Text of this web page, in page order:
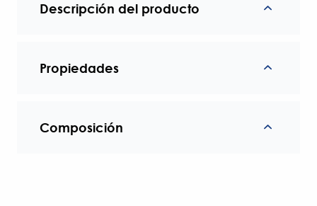
Descripción del producto
Propiedades
Composición